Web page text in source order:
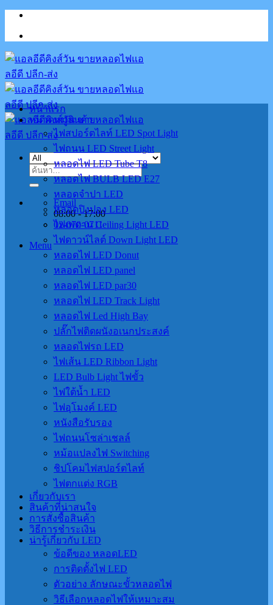
Skip
content
ค้นหา:
Email
08:00 - 17:00
02-070-0711
Menu
หน้าแรก
หมวดหมู่สินค้า
ไฟสปอร์ตไลท์ LED Spot Light
ไฟถนน LED Street Light
หลอดไฟ LED Tube T8
หลอดไฟ BULB LED E27
หลอดจำปา LED
หลอดปิงปอง LED
ไฟเพดาน Ceiling Light LED
ไฟดาวน์ไลต์ Down Light LED
หลอดไฟ LED Donut
หลอดไฟ LED panel
หลอดไฟ LED par30
หลอดไฟ LED Track Light
หลอดไฟ Led High Bay
ปลั๊กไฟติดผนังอเนกประสงค์
หลอดไฟรถ LED
ไฟเส้น LED Ribbon Light
LED Bulb Light ไฟขั้ว
ไฟใต้น้ำ LED
ไฟอุโมงค์ LED
หนังสือรับรอง
ไฟถนนโซล่าเชลล์
หม้อแปลงไฟ Switching
ชิปโคมไฟสปอร์ตไลท์
ไฟตกแต่ง RGB
เกี่ยวกับเรา
สินค้าที่น่าสนใจ
การสั่งซื้อสินค้า
วิธีการชำระเงิน
น่ารู้เกี่ยวกับ LED
ข้อดีของ หลอดLED
การติดตั้งไฟ LED
ตัวอย่าง ลักษณะขั้วหลอดไฟ
วิธีเลือกหลอดไฟให้เหมาะสม